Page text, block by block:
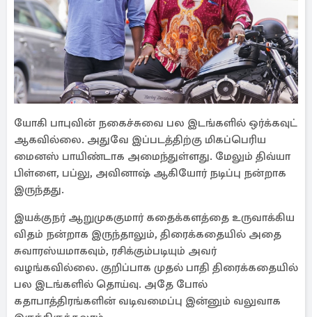
யோகி பாபுவின் நகைச்சுவை பல இடங்களில் ஒர்க்கவுட்
ஆகவில்லை. அதுவே இப்படத்திற்கு மிகப்பெரிய
மைனஸ் பாயிண்டாக அமைந்துள்ளது. மேலும் திவ்யா
பிள்ளை, பப்லு, அவினாஷ் ஆகியோர் நடிப்பு நன்றாக
இருந்தது.
இயக்குநர் ஆறுமுககுமார் கதைக்களத்தை உருவாக்கிய
விதம் நன்றாக இருந்தாலும், திரைக்கதையில் அதை
சுவாரஸ்யமாகவும், ரசிக்கும்படியும் அவர்
வழங்கவில்லை. குறிப்பாக முதல் பாதி திரைக்கதையில்
பல இடங்களில் தொய்வு. அதே போல்
கதாபாத்திரங்களின் வடிவமைப்பு இன்னும் வலுவாக